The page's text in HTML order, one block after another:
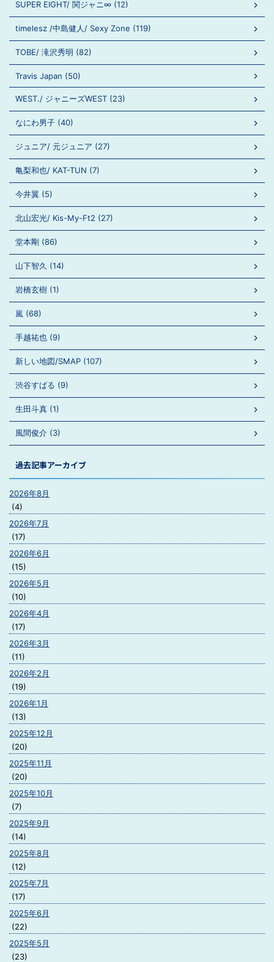
SUPER EIGHT/ 関ジャニ∞ (12)
timelesz /中島健人/ Sexy Zone (119)
TOBE/ 滝沢秀明 (82)
Travis Japan (50)
WEST./ ジャニーズWEST (23)
なにわ男子 (40)
ジュニア/ 元ジュニア (27)
亀梨和也/ KAT-TUN (7)
今井翼 (5)
北山宏光/ Kis-My-Ft2 (27)
堂本剛 (86)
山下智久 (14)
岩橋玄樹 (1)
嵐 (68)
手越祐也 (9)
新しい地図/SMAP (107)
渋谷すばる (9)
生田斗真 (1)
風間俊介 (3)
過去記事アーカイブ
2026年8月
(4)
2026年7月
(17)
2026年6月
(15)
2026年5月
(10)
2026年4月
(17)
2026年3月
(11)
2026年2月
(19)
2026年1月
(13)
2025年12月
(20)
2025年11月
(20)
2025年10月
(7)
2025年9月
(14)
2025年8月
(12)
2025年7月
(17)
2025年6月
(22)
2025年5月
(23)